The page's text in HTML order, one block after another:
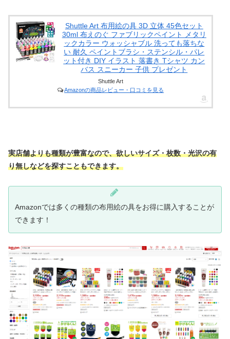
Shuttle Art 布用絵の具 3D 立体 45色セット
30ml 布えのぐ ファブリックペイント メタリ
ックカラー ウォッシャブル 洗っても落ちな
い 耐久 ペイントブラシ・ステンシル・パレ
ット付き DIY イラスト 落書き Tシャツ カン
バス スニーカー 子供 プレゼント
Shuttle Art
Amazonの商品レビュー・口コミを見る
実店舗よりも種類が豊富なので、欲しいサイズ・枚数・光沢の有
り無しなどを探すこともできます。
Amazonでは多くの種類の布用絵の具をお得に購入することが
できます！